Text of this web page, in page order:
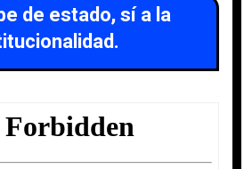
de estado, sí a la